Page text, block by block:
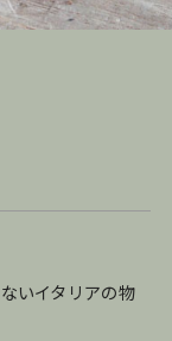
いイタリアの物